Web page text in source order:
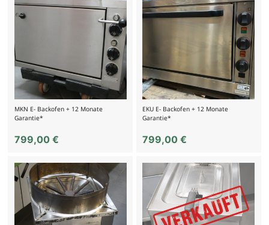
MKN E- Backofen + 12 Monate
Garantie*
799,00 €
EKU E- Backofen + 12 Monate
Garantie*
799,00€